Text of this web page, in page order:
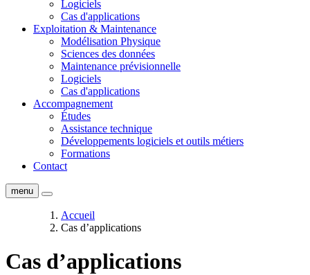
Logiciels
Cas d'applications
Exploitation & Maintenance
Modélisation Physique
Sciences des données
Maintenance prévisionnelle
Logiciels
Cas d'applications
Accompagnement
Études
Assistance technique
Développements logiciels et outils métiers
Formations
Contact
menu
Accueil
Cas d’applications
Cas d’applications